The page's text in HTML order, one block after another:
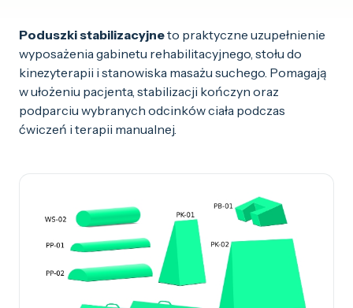
Poduszki stabilizacyjneto praktyczne uzupełnienie
wyposażenia gabinetu rehabilitacyjnego, stołu do
kinezyterapii i stanowiska masażu suchego. Pomagają
w ułożeniu pacjenta, stabilizacji kończyn oraz
podparciu wybranych odcinków ciała podczas
ćwiczeń i terapii manualnej.